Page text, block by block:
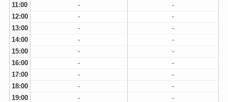
11:00
-
-
12:00
-
-
13:00
-
-
14:00
-
-
15:00
-
-
16:00
-
-
17:00
-
-
18:00
-
-
19:00
-
-